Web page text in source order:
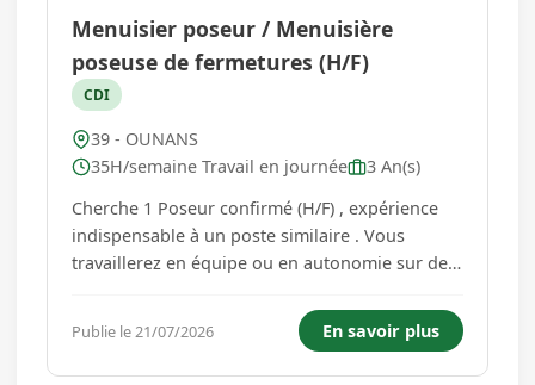
Menuisier poseur / Menuisière
poseuse de fermetures (H/F)
CDI
39 - OUNANS
35H/semaine Travail en journée
3 An(s)
Cherche 1 Poseur confirmé (H/F) , expérience
indispensable à un poste similaire . Vous
travaillerez en équipe ou en autonomie sur des
Connaissances indispensables en menuiseries
PVC / ALU , portails , portes de garage ,
vérandas , pergolas , volets ......
Publie le 21/07/2026 En savoir plus